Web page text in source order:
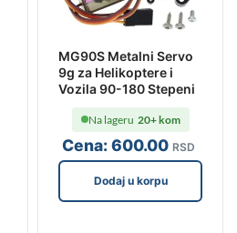
MG90S Metalni Servo
9g za Helikoptere i
Vozila 90-180 Stepeni
Cena:600.00 RSD
Na lageru 20+ kom
Dodaj u korpu